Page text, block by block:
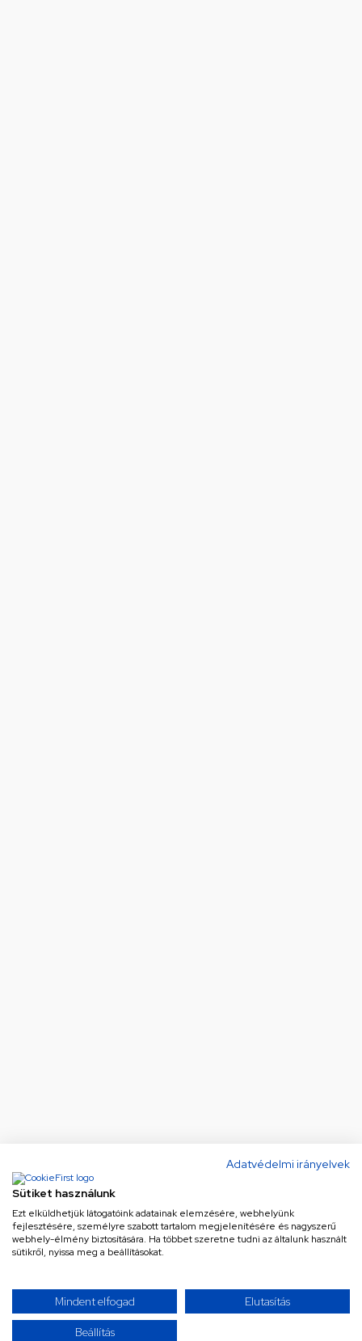
Adatvédelmi irányelvek
Sütiket használunk
Ezt elküldhetjük látogatóink adatainak elemzésére, webhelyünk
fejlesztésére, személyre szabott tartalom megjelenítésére és nagyszerű
webhely-élmény biztosítására. Ha többet szeretne tudni az általunk használt
sütikről, nyissa meg a beállításokat.
Mindent elfogad Elutasítás
Beállítás